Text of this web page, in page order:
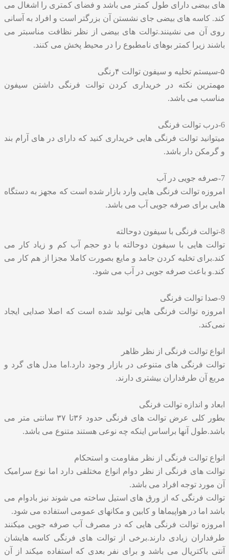
های بیضی دارای طول کمتر می باشد و فضای کمتری را اشغال می
کند. کاسه های بیضی جای نشستن آن بزرگتر است و افراد به آسانی
روی آن می نشینند.توالت های بیضی از نظر نظافت مناسبتر می
باشند زیرا کمتر بوهای نامطبوع را در محیط پخش می کنند.
۵-سیستم تخلیه و سیفون توالت ۴رنگی
مهمترین نکته در خریداری کردن توالت فرنگی داشتن سیفون
مناسب می باشد.
6-درب توالت فرنگی
میتوانید توالت فرنگی هایی خریداری کنید که دارای در های آرام بند
و گرمکن دار باشد.
7-صرفه جویی در آب
امروزه توالت فرنگی هایی وارد بازار شده است که مجهز به دستگاه
هایی برای صرفه جویی آب می باشد.
8-توالت فرنگی با سیفون دوحالته
توالت هایی با سیفون دوحالته با دو حجم آب کم و زیاد کار می
کند.برای تخلیه کردن جامد و مایع بصورت کاملا مجزا از هم کار می
کند.و باعث صرفه جویی در آب می شود.
9-صدا توالت فرنگی
امروزه توالت فرنگی هایی تولید شده است که اصلا صدایی ایجاد
نمی‌کند.
انواع توالت فرنگی از نظر ظاهر
توالت فرنگی های متنوعی در بازار وجود دارد.اما مدل های گرد و
مربع آن طرفداران بیشتری دارند.
ابعاد و اندازه توالت فرنگی
بطور کلی عرض توالت های فرنگی حدود ۳۶تا ۳۷ سانتی متر می
باشد.طول آنها براساس اینکه چه نوعی هستند متنوع می باشد.
انواع توالت فرنگی از نظر مقاومت و استحکام
توالت های فرنگی از نظر دوام انواع مختلفی دارد اما نوع سرامیک
آن مورد توجه افراد می باشد.
توالت فرنگی که از ورق های استیل ساخته می شوند نیز بادوام می
باشد اما در هواپیماها و کابین و مکانهای عمومی استفاده می شود.
امروزه توالت فرنگی هایی که در مصرف آب صرفه جویی میکنند
طرفداران زیادی دارند.برخی از توالت های فرنگی کاسه هایشان
آنتی باکتریال می باشد و برای نفر بعدی که استفاده میکند از آن